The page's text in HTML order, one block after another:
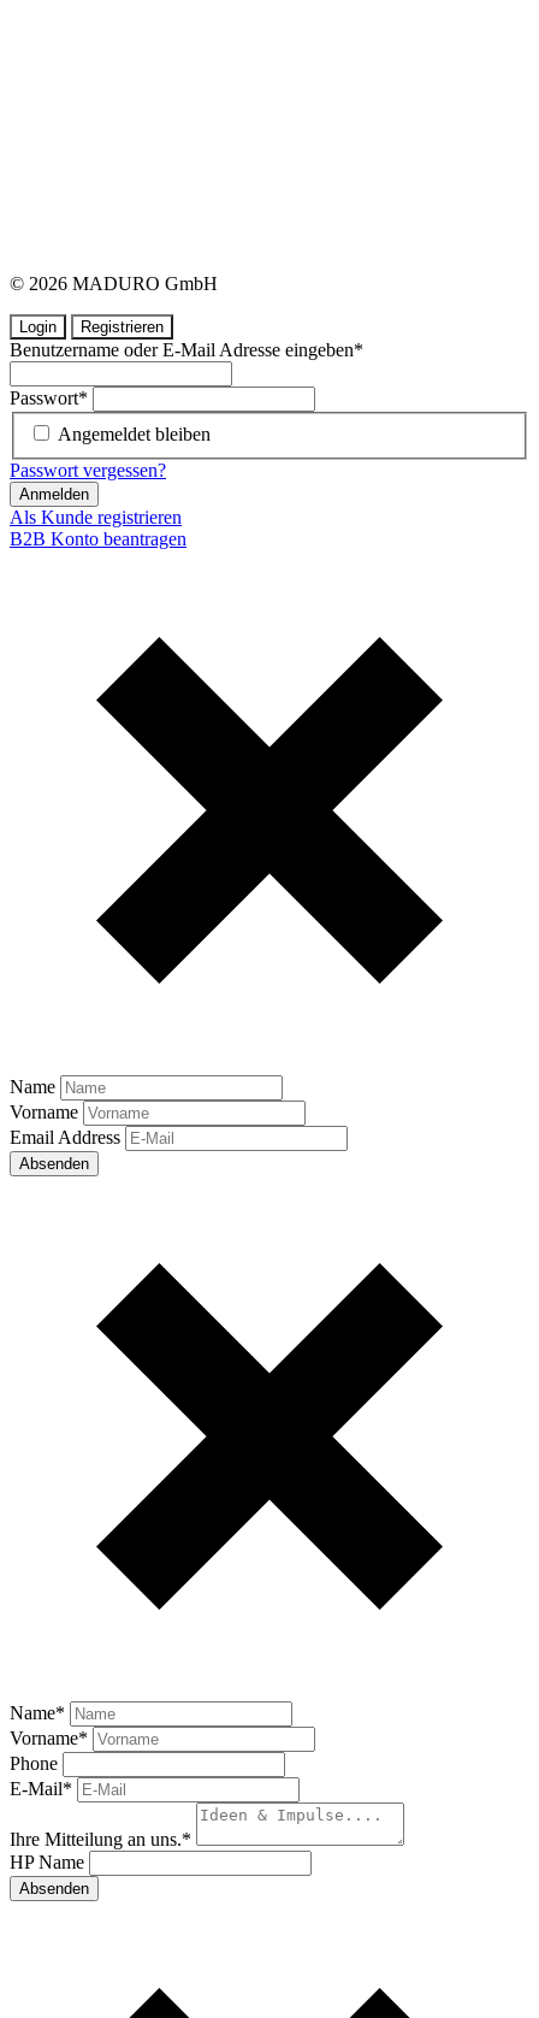
© 2026 MADURO GmbH
Login Registrieren
Benutzername oder E-Mail Adresse eingeben*
Passwort*
Angemeldet bleiben
Passwort vergessen?
Anmelden
Als Kunde registrieren
B2B Konto beantragen
Name
Vorname
Email Address
Name*
Vorname*
Phone
E-Mail*
Ihre Mitteilung an uns.*
HP Name
Absenden